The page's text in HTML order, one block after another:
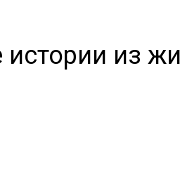
истории из